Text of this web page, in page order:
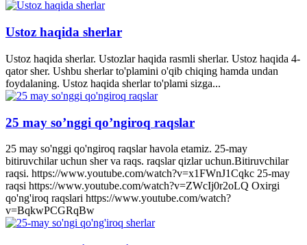
Ustoz haqida sherlar
Ustoz haqida sherlar. Ustozlar haqida rasmli sherlar. Ustoz haqida 4-
qator sher. Ushbu sherlar to'plamini o'qib chiqing hamda undan
foydalaning. Ustoz haqida sherlar to'plami sizga...
25 may so’nggi qo’ngiroq raqslar
25 may so'nggi qo'ngiroq raqslar havola etamiz. 25-may
bitiruvchilar uchun sher va raqs. raqslar qizlar uchun.Bitiruvchilar
raqsi. https://www.youtube.com/watch?v=x1FWnJ1Cqkc 25-may
raqsi https://www.youtube.com/watch?v=ZWcIj0r2oLQ Oxirgi
qo'ng'iroq raqslari https://www.youtube.com/watch?
v=BqkwPCGRqBw